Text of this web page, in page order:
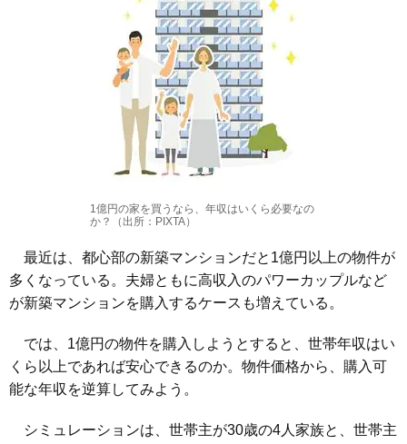
1億円の家を買うなら、年収はいくら必要なの
か？（出所：PIXTA）
最近は、都心部の新築マンションだと1億円以上の物件が
多くなっている。夫婦ともに高収入のパワーカップルなど
が新築マンションを購入するケースも増えている。
では、1億円の物件を購入しようとすると、世帯年収はい
くら以上であれば安心できるのか。物件価格から、購入可
能な年収を逆算してみよう。
シミュレーションは、世帯主が30歳の4人家族と、世帯主